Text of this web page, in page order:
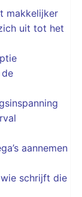
makkelijker
uit tot het
aannemen
schrijft die